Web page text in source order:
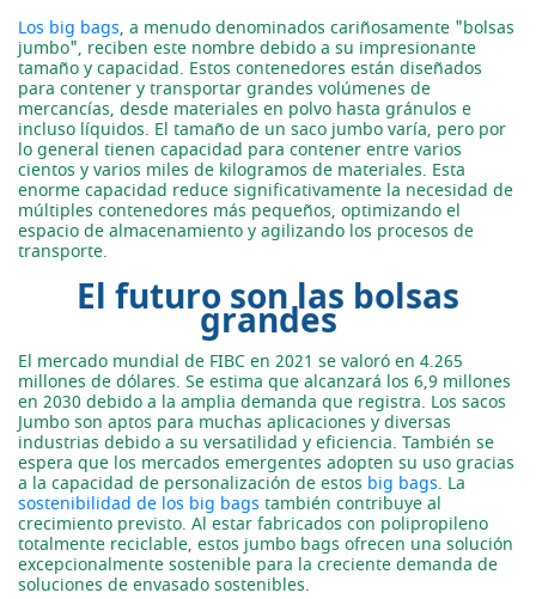
Los big bags, a menudo denominados cariñosamente "bolsas
jumbo", reciben este nombre debido a su impresionante
tamaño y capacidad. Estos contenedores están diseñados
para contener y transportar grandes volúmenes de
mercancías, desde materiales en polvo hasta gránulos e
incluso líquidos. El tamaño de un saco jumbo varía, pero por
lo general tienen capacidad para contener entre varios
cientos y varios miles de kilogramos de materiales. Esta
enorme capacidad reduce significativamente la necesidad de
múltiples contenedores más pequeños, optimizando el
espacio de almacenamiento y agilizando los procesos de
transporte.
El futuro son las bolsas
grandes
El mercado mundial de FIBC en 2021 se valoró en 4.265
millones de dólares. Se estima que alcanzará los 6,9 millones
en 2030 debido a la amplia demanda que registra. Los sacos
Jumbo son aptos para muchas aplicaciones y diversas
industrias debido a su versatilidad y eficiencia. También se
espera que los mercados emergentes adopten su uso gracias
a la capacidad de personalización de estos big bags. La
sostenibilidad de los big bags también contribuye al
crecimiento previsto. Al estar fabricados con polipropileno
totalmente reciclable, estos jumbo bags ofrecen una solución
excepcionalmente sostenible para la creciente demanda de
soluciones de envasado sostenibles.